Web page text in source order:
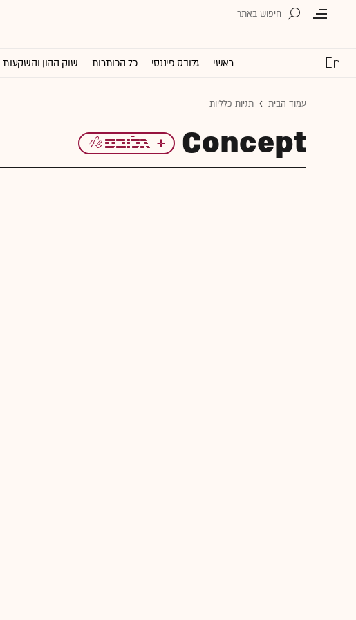
ראשי גלובס פיננסי כל הכותרות שוק ההון והשקעות
עמוד הבית תגיות כלליות
Concept